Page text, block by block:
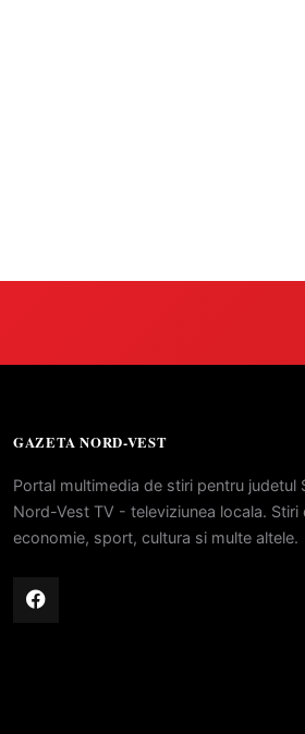
GAZETA NORD-VEST
Portal multimedia de stiri pentru judetul
Nord-Vest TV - televiziunea locala.
economie, sport, cultura si multe altele.